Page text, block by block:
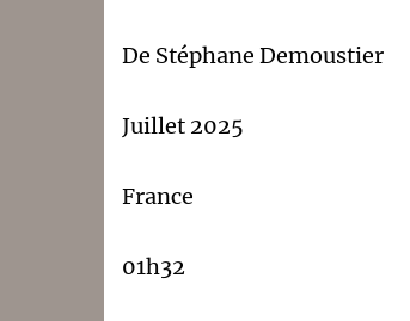
De Stéphane Demoustier
Juillet 2025
France
01h32